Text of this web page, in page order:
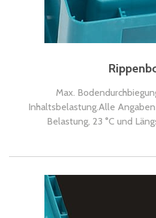
Max.
Inhaltsbelastung.Alle
Belastung, 23 °C und